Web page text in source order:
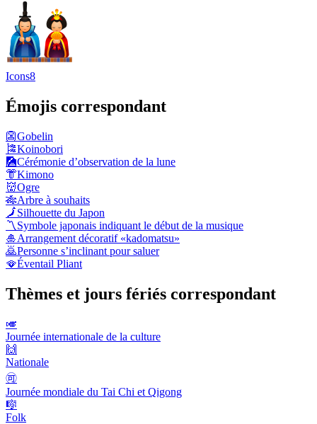
Icons8
Émojis correspondant
👺Gobelin
🎏Koinobori
🎑Cérémonie d’observation de la lune
👘Kimono
👹Ogre
🎋Arbre à souhaits
🗾Silhouette du Japon
〽️Symbole japonais indiquant le début de la musique
🎍Arrangement décoratif «kadomatsu»
🙇Personne s’inclinant pour saluer
🪭Éventail Pliant
Thèmes et jours fériés correspondant
🎺
Journée internationale de la culture
🙌
Nationale
🉑
Journée mondiale du Tai Chi et Qigong
🎼
Folk